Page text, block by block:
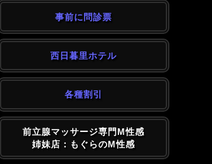
事前に問診票
西日暮里ホテル
各種割引
前立腺マッサージ専門M性感
姉妹店：もぐらのM性感